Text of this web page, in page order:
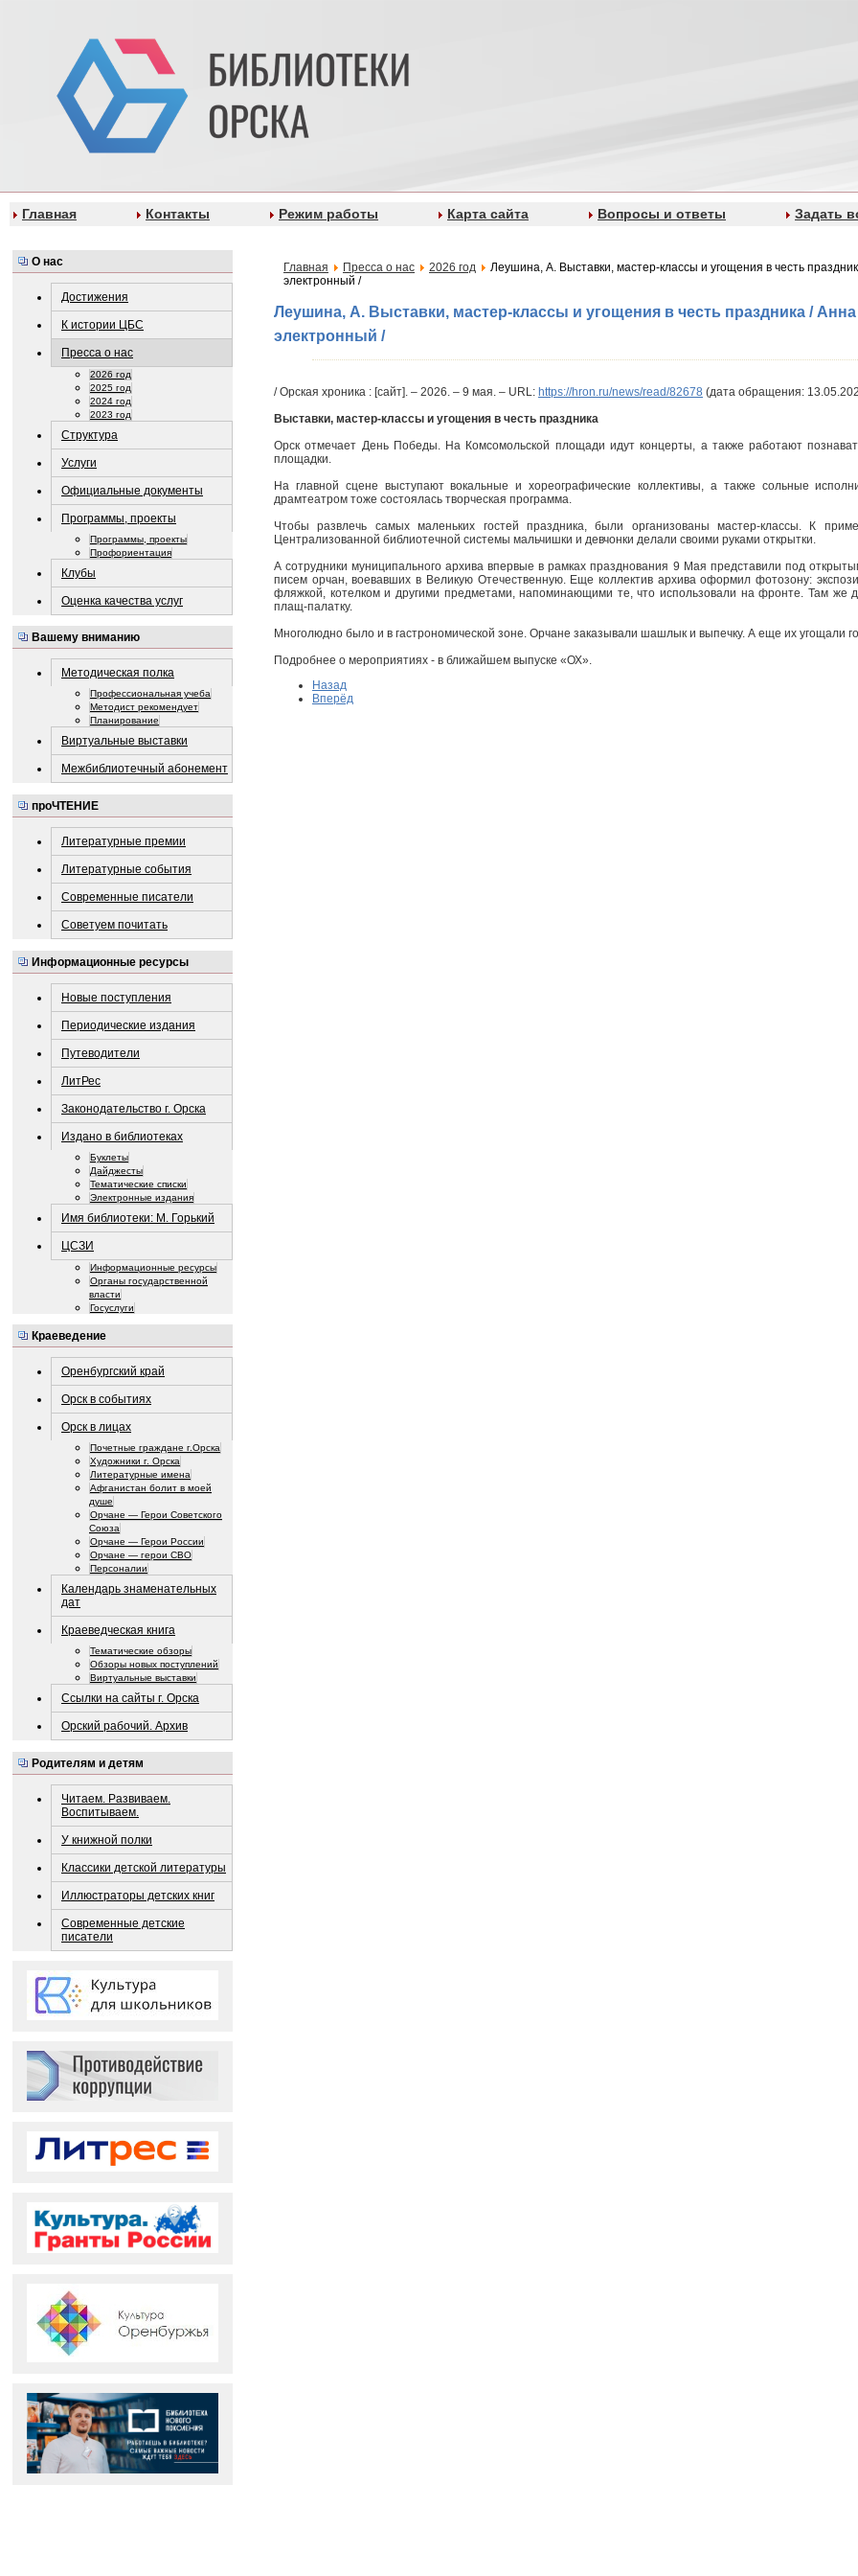
Главная Контакты Режим работы Карта сайта Вопросы и ответы Задать
О нас
Достижения
К истории ЦБС
Пресса о нас
2026 год
2025 год
2024 год
2023 год
Структура
Услуги
Официальные документы
Программы, проекты
Программы, проекты
Профориентация
Клубы
Оценка качества услуг
Вашему вниманию
Методическая полка
Профессиональная учеба
Методист рекомендует
Планирование
Виртуальные выставки
Межбиблиотечный абонемент
проЧТЕНИЕ
Литературные премии
Литературные события
Современные писатели
Советуем почитать
Информационные ресурсы
Новые поступления
Периодические издания
Путеводители
ЛитРес
Законодательство г. Орска
Издано в библиотеках
Буклеты
Дайджесты
Тематические списки
Электронные издания
Имя библиотеки: М. Горький
ЦСЗИ
Информационные ресурсы
Органы государственной
власти
Госуслуги
Краеведение
Оренбургский край
Орск в событиях
Орск в лицах
Почетные граждане г.Орска
Художники г. Орска
Литературные имена
Афганистан болит в моей
душе
Орчане — Герои Советского
Союза
Орчане — Герои России
Орчане — герои СВО
Персоналии
Календарь знаменательных
дат
Краеведческая книга
Тематические обзоры
Обзоры новых поступлений
Виртуальные выставки
Ссылки на сайты г. Орска
Орский рабочий. Архив
Родителям и детям
Читаем. Развиваем.
Воспитываем.
У книжной полки
Классики детской литературы
Иллюстраторы детских книг
Современные детские
писатели
Главная Пресса о нас 2026 год
Леушина, А. Выставки, мастер-классы и угощения в честь
электронный /
Леушина, А. Выставки, мастер-классы и угощения в честь праздника / Анна
электронный /
/ Орская хроника : [сайт]. – 2026. – 9 мая. – URL: https://hron.ru/news/read/82678 (дата обращения:
Выставки, мастер-классы и угощения в честь праздника
Орск отмечает День Победы. На Комсомольской площади идут концерты, а также работают
площадки.
На главной сцене выступают вокальные и хореографические коллективы, а также сольные
драмтеатром тоже состоялась творческая программа.
Чтобы развлечь самых маленьких гостей праздника, были организованы мастер-классы. К
Централизованной библиотечной системы мальчишки и девчонки делали своими руками открытки.
А сотрудники муниципального архива впервые в рамках празднования 9 Мая представили под
писем орчан, воевавших в Великую Отечественную. Еще коллектив архива оформил фотозону:
фляжкой, котелком и другими предметами, напоминающими те, что использовали на фронте. Там же
плащ-палатку.
Многолюдно было и в гастрономической зоне. Орчане заказывали шашлык и выпечку. А еще их угощали
Подробнее о мероприятиях - в ближайшем выпуске «ОХ».
Назад
Вперёд